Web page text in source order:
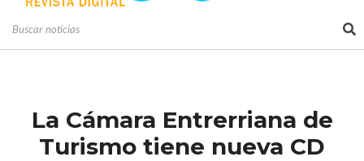
La Cámara Entrerriana de
Turismo tiene nueva CD